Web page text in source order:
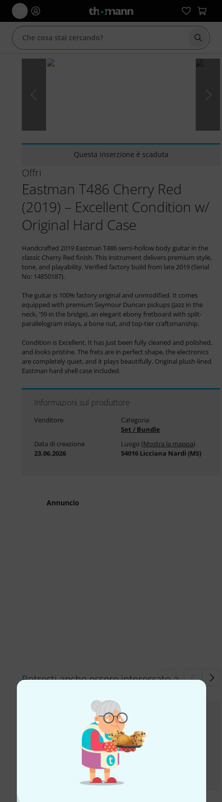
Questa inserzione è scaduta
Offri
Eastman T486 Cherry Red
(2019) – Excellent Condition w/
Original Hard Case
Handcrafted 2019 Eastman T486 semi-hollow body guitar in the
classic Cherry Red finish. This instrument delivers premium style,
tone, and playability. Verified factory build from late 2019 (Serial
No: 14850187).
The guitar is 100% factory original and unmodified. It comes
equipped with premium Seymour Duncan pickups (Jazz in the
neck, '59 in the bridge), an elegant ebony fretboard with split-
parallelogram inlays, a bone nut, and top-tier craftsmanship.
Condition is Excellent. It has just been fully cleaned and polished,
and looks pristine. The frets are in perfect shape, the electronics
are completely quiet, and it plays beautifully. Original plush-lined
Informazioni sul produttore
Venditore
Categoria
Set / Bundle
Data di creazione
23.06.2026
Luogo (Mostra la mappa)
54016 Licciana Nardi (MS)
Annuncio
Potresti anche essere interessato a